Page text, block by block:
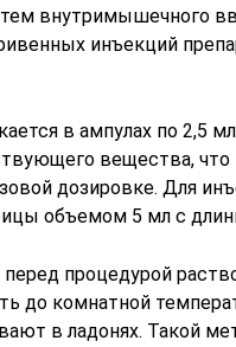
внутримышечного
инъекций
в ампулах по 2,5
вещества, что
дозировке. Для
объемом 5 мл с
процедурой
до комнатной
в ладонях. Такой